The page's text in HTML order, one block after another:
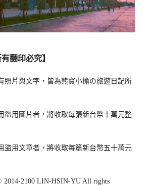
有翻印必究】
照片與文字，皆為熊寶小榆の旅遊日記所
盜用圖片者，將收取每張新台幣十萬元整
盜用文章者，將收取每篇新台幣五十萬元
2014-2100 LIN-HSIN-YU All rights